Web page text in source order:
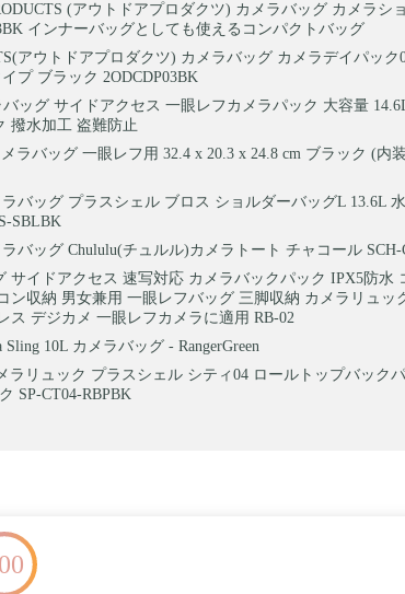
(アウトドアプロダクツ) カメラバッグ カメラシ
インナーバッグとしても使えるコンパクトバッグ
アウトドアプロダクツ) カメラバッグ カメラデイパック
プ ブラック 2ODCDP03BK
ッグ サイドアクセス 一眼レフカメラパック 大容量
撥水加工 盗難防止
ラバッグ 一眼レフ用 32.4 x 20.3 x 24.8 cm ブラック (内
バッグ プラスシェル ブロス ショルダーバッグL 13.6L
SBLBK
バッグ Chululu(チュルル)カメラトート チャコール SCH-
サイドアクセス 速写対応 カメラバックパック IPX5防水
ン収納 男女兼用 一眼レフバッグ 三脚収納 カメラリュッ
ス デジカメ 一眼レフカメラに適用 RB-02
Sling 10L カメラバッグ - RangerGreen
ラリュック プラスシェル シティ04 ロールトップバック
SP-CT04-RBPBK